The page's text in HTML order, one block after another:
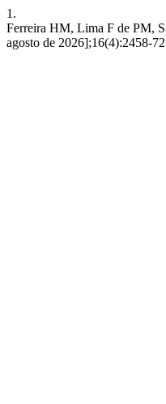
1.
Ferreira HM, Lima F de PM,
agosto de 2026];16(4):2458-